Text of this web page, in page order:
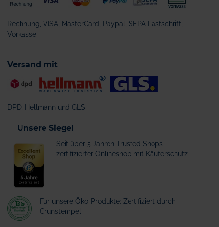
Rechnung, VISA, MasterCard, Paypal, SEPA Lastschrift,
Vorkasse
Versand mit
DPD, Hellmann und GLS
Unsere Siegel
Seit über 5 Jahren Trusted Shops
zertifizierter Onlineshop mit Käuferschutz
Für unsere Öko-Produkte: Zertifiziert durch
Grünstempel